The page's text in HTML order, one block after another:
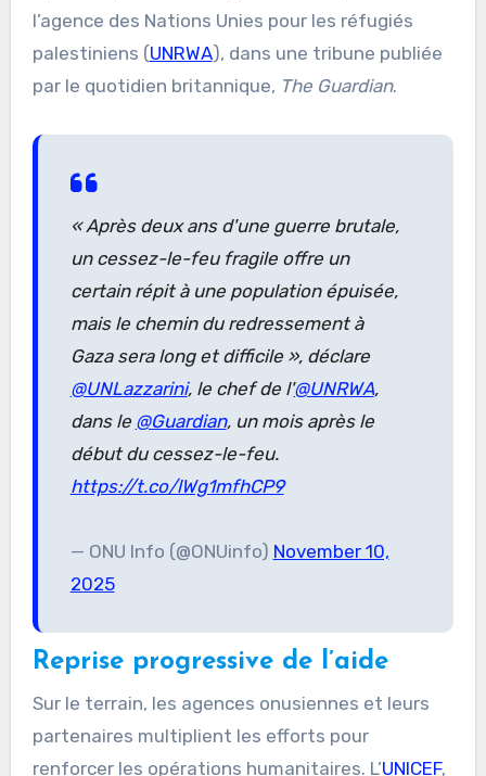
l’agence des Nations Unies pour les réfugiés
palestiniens (UNRWA), dans une tribune publiée
par le quotidien britannique, The Guardian.
« Après deux ans d'une guerre brutale,
un cessez-le-feu fragile offre un
certain répit à une population épuisée,
mais le chemin du redressement à
Gaza sera long et difficile », déclare
@UNLazzarini, le chef de l'@UNRWA,
dans le @Guardian, un mois après le
début du cessez-le-feu.
https://t.co/lWg1mfhCP9
— ONU Info (@ONUinfo) November 10,
2025
Reprise progressive de l’aide
Sur le terrain, les agences onusiennes et leurs
partenaires multiplient les efforts pour
renforcer les opérations humanitaires. L’UNICEF,